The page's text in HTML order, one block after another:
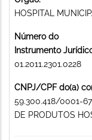
HOSPITAL
Número do
Instrumento
01.2011.2301.0228
CNPJ/CPF do(a)
59.300.418/0001-
DE PRODUTOS